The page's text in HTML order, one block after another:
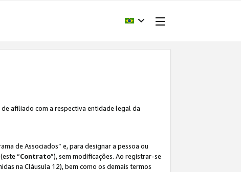
afiliado com a respectiva entidade legal da
de Associados” e, para designar a pessoa ou
“Contrato”), sem modificações. Ao registrar-se
na Cláusula 12), bem como os demais termos